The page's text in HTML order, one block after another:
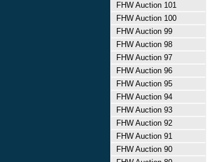
FHW Auction 101
FHW Auction 100
FHW Auction 99
FHW Auction 98
FHW Auction 97
FHW Auction 96
FHW Auction 95
FHW Auction 94
FHW Auction 93
FHW Auction 92
FHW Auction 91
FHW Auction 90